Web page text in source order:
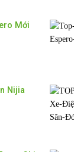
Mới
Nijia